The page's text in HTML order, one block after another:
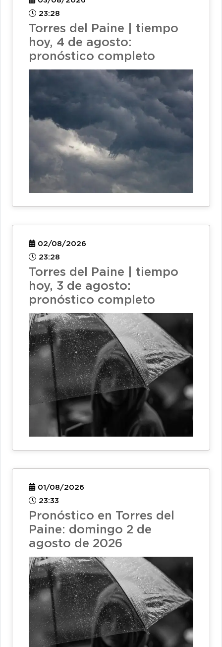
23:28
Torres del Paine | tiempo
hoy, 4 de agosto:
pronóstico completo
02/08/2026
23:28
Torres del Paine | tiempo
hoy, 3 de agosto:
pronóstico completo
01/08/2026
23:33
Pronóstico en Torres del
Paine: domingo 2 de
agosto de 2026